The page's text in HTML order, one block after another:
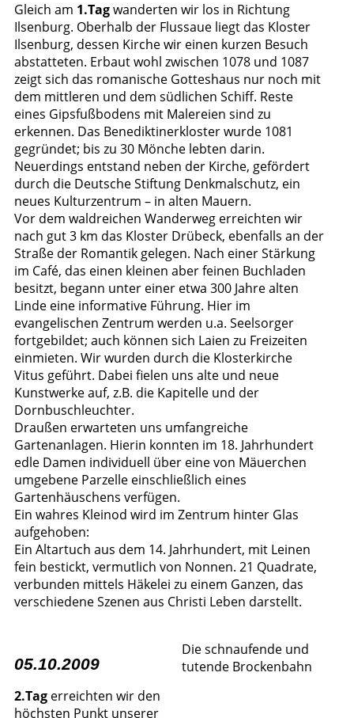
Gleich am 1.Tagwanderten wir los in Richtung
Ilsenburg. Oberhalb der Flussaue liegt das Kloster
Ilsenburg, dessen Kirche wir einen kurzen Besuch
abstatteten. Erbaut wohl zwischen 1078 und 1087
zeigt sich das romanische Gotteshaus nur noch mit
dem mittleren und dem südlichen Schiff. Reste
eines Gipsfußbodens mit Malereien sind zu
erkennen. Das Benediktinerkloster wurde 1081
gegründet; bis zu 30 Mönche lebten darin.
Neuerdings entstand neben der Kirche, gefördert
durch die Deutsche Stiftung Denkmalschutz, ein
neues Kulturzentrum – in alten Mauern.
Vor dem waldreichen Wanderweg erreichten wir
nach gut 3 km das Kloster Drübeck, ebenfalls an der
Straße der Romantik gelegen. Nach einer Stärkung
im Café, das einen kleinen aber feinen Buchladen
besitzt, begann unter einer etwa 300 Jahre alten
Linde eine informative Führung. Hier im
evangelischen Zentrum werden u.a. Seelsorger
fortgebildet; auch können sich Laien zu Freizeiten
einmieten. Wir wurden durch die Klosterkirche
Vitus geführt. Dabei fielen uns alte und neue
Kunstwerke auf, z.B. die Kapitelle und der
Dornbuschleuchter.
Draußen erwarteten uns umfangreiche
Gartenanlagen. Hierin konnten im 18. Jahrhundert
edle Damen individuell über eine von Mäuerchen
umgebene Parzelle einschließlich eines
Gartenhäuschens verfügen.
Ein wahres Kleinod wird im Zentrum hinter Glas
aufgehoben:
Ein Altartuch aus dem 14. Jahrhundert, mit Leinen
fein bestickt, vermutlich von Nonnen. 21 Quadrate,
verbunden mittels Häkelei zu einem Ganzen, das
verschiedene Szenen aus Christi Leben darstellt.
Die schnaufende und
tutende Brockenbahn
05.10.2009
2.Tagerreichten wir den
höchsten Punkt unserer